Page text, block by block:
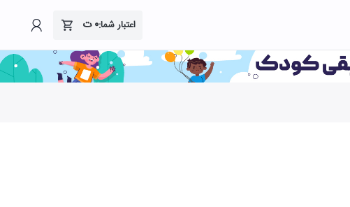
اعتبار شما:۰ت